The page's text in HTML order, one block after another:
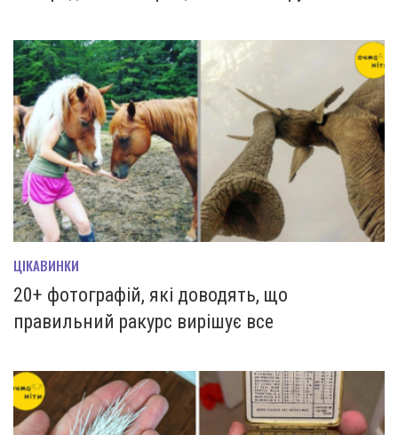
ЦІКАВИНКИ
20+ фотографій, які доводять, що
правильний ракурс вирішує все